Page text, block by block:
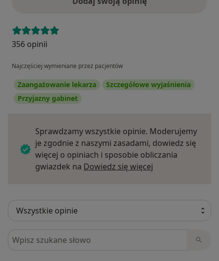
356 opinii
Najczęściej wymieniane przez pacjentów
Zaangażowanie lekarza
Szczegółowe wyjaśnienia
Przyjazny gabinet
Sprawdzamy wszystkie opinie. Moderujemy
je zgodnie z naszymi zasadami, dowiedz się
więcej o opiniach i sposobie obliczania
gwiazdek na Dowiedz się więcej
Szukaj w opiniach